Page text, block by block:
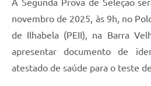
novembro de 2025, às 9h, no
de Ilhabela (PEII), na Barra
apresentar documento de
atestado de saúde para o teste